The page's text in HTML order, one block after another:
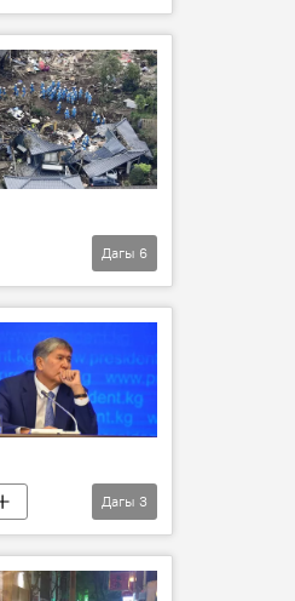
Дагы 6
Дагы 3